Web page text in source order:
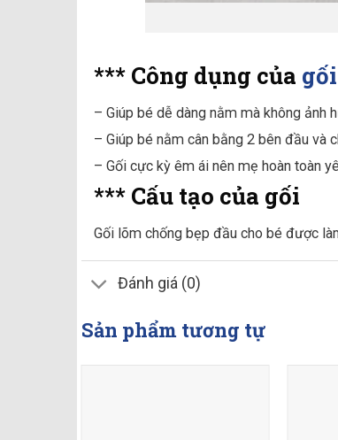
*** Công dụng của
– Giúp bé dễ dàng nằm mà không ảnh
– Giúp bé nằm cân bằng 2 bên đầu và
– Gối cực kỳ êm ái nên mẹ hoàn toàn
*** Cấu tạo của gối
Gối lõm chống bẹp đầu cho bé được
Đánh giá (0)
Sản phẩm tương tự